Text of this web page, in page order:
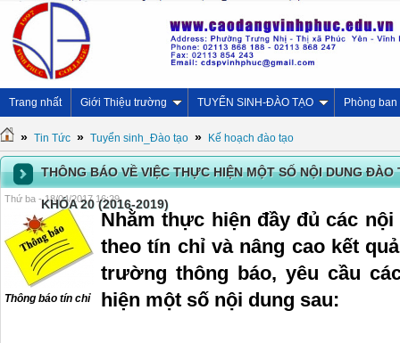
Trang nhất Giới Thiệu trường TUYỂN SINH-ĐÀO TẠO Phòng ban
» Tin Tức » Tuyển sinh_Đào tạo » Kế hoạch đào tạo
THÔNG BÁO VỀ VIỆC THỰC HIỆN MỘT SỐ NỘI DUNG
KHÓA 20 (2016-2019)
Thứ ba - 18/04/2017 16:29
Thông báo tín chỉ
Nhằm thực hiện đầy đủ các
theo tín chỉ và nâng cao kết
trường thông báo, yêu cầu
hiện một số nội dung sau: